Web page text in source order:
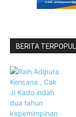
BERITA